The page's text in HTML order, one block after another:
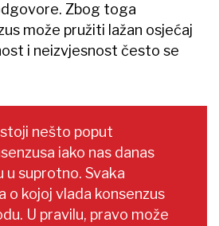
Zbog toga
može pružiti lažan osjećaj
i neizvjesnost često se
nešto poput
iako nas danas
u suprotno. Svaka
o kojoj vlada konsenzus
U pravilu, pravo može